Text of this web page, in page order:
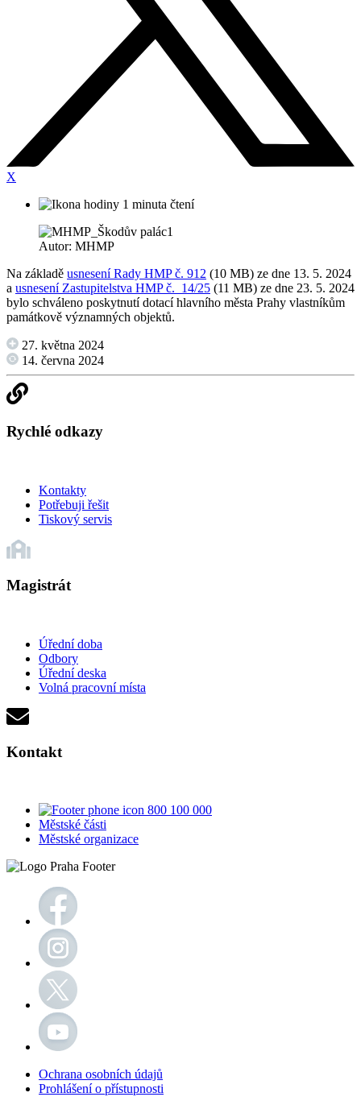
X
1 minuta čtení
Autor: MHMP
Na základě usnesení Rady HMP č. 912 (10 MB) ze dne 13. 5. 2024
a usnesení Zastupitelstva HMP č. 14/25 (11 MB) ze dne 23. 5. 2024
bylo schváleno poskytnutí dotací hlavního města Prahy vlastníkům
památkově významných objektů.
27. května 2024
14. června 2024
Rychlé odkazy
Kontakty
Potřebuji řešit
Tiskový servis
Magistrát
Úřední doba
Odbory
Úřední deska
Volná pracovní místa
Kontakt
800 100 000
Městské části
Městské organizace
Ochrana osobních údajů
Prohlášení o přístupnosti